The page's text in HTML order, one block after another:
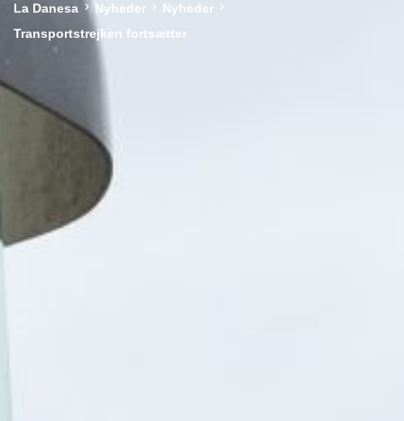
La Danesa Nyheder
Nyheder
Transportstrejken fortsætter